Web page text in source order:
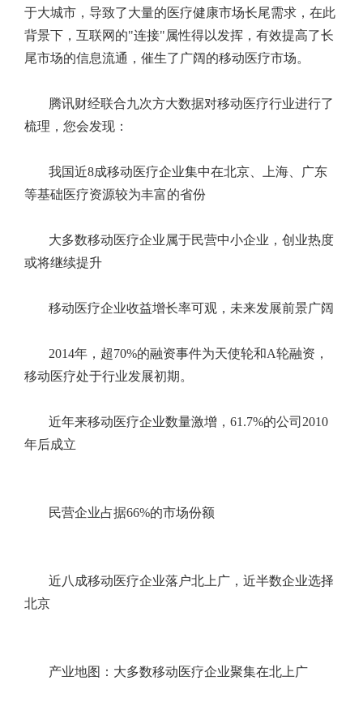
于大城市，导致了大量的医疗健康市场长尾需求，在此
背景下，互联网的"连接"属性得以发挥，有效提高了长
尾市场的信息流通，催生了广阔的移动医疗市场。
腾讯财经联合九次方大数据对移动医疗行业进行了
梳理，您会发现：
我国近8成移动医疗企业集中在北京、上海、广东
等基础医疗资源较为丰富的省份
大多数移动医疗企业属于民营中小企业，创业热度
或将继续提升
移动医疗企业收益增长率可观，未来发展前景广阔
2014年，超70%的融资事件为天使轮和A轮融资，
移动医疗处于行业发展初期。
近年来移动医疗企业数量激增，61.7%的公司2010
年后成立
民营企业占据66%的市场份额
近八成移动医疗企业落户北上广，近半数企业选择
北京
产业地图：大多数移动医疗企业聚集在北上广